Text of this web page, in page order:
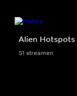
Alien Hotspots
S1 streamen